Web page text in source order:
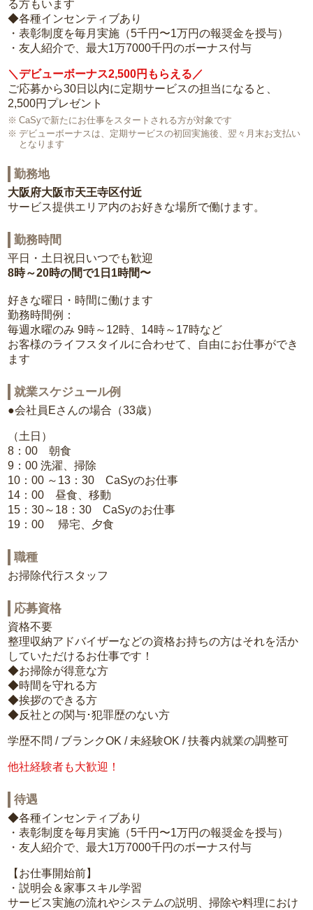
る方もいます
◆各種インセンティブあり
・表彰制度を毎月実施（5千円〜1万円の報奨金を授与）
・友人紹介で、最大1万7000千円のボーナス付与
＼デビューボーナス2,500円もらえる／
ご応募から30日以内に定期サービスの担当になると、
2,500円プレゼント
CaSyで新たにお仕事をスタートされる方が対象です
デビューボーナスは、定期サービスの初回実施後、翌々月末お支払い
となります
勤務地
大阪府大阪市天王寺区付近
サービス提供エリア内のお好きな場所で働けます。
勤務時間
平日・土日祝日いつでも歓迎
8時～20時の間で1日1時間〜
好きな曜日・時間に働けます
勤務時間例：
毎週水曜のみ 9時～12時、14時～17時など
お客様のライフスタイルに合わせて、自由にお仕事ができ
ます
就業スケジュール例
●会社員Eさんの場合（33歳）
（土日）
8：00 朝食
9：00 洗濯、掃除
10：00 ～13：30 CaSyのお仕事
14：00 昼食、移動
15：30～18：30 CaSyのお仕事
19：00 帰宅、夕食
職種
お掃除代行スタッフ
応募資格
資格不要
整理収納アドバイザーなどの資格お持ちの方はそれを活か
していただけるお仕事です！
◆お掃除が得意な方
◆時間を守れる方
◆挨拶のできる方
◆反社との関与･犯罪歴のない方
学歴不問 / ブランクOK / 未経験OK / 扶養内就業の調整可
他社経験者も大歓迎！
待遇
◆各種インセンティブあり
・表彰制度を毎月実施（5千円〜1万円の報奨金を授与）
・友人紹介で、最大1万7000千円のボーナス付与
【お仕事開始前】
・説明会＆家事スキル学習
サービス実施の流れやシステムの説明、掃除や料理におけ